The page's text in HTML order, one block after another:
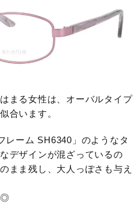
まる女性は、オーバルタイプ
合います。
レーム SH6340」のようなタ
デザインが混ざっているの
まま残し、大人っぽさも与え
◎